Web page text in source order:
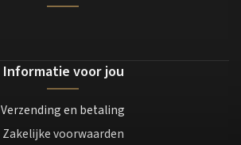
Informatie voor jou
Verzending en betaling
Zakelijke voorwaarden